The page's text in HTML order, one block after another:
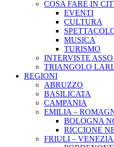
COSA FARE IN
EVENTI
CULTURA
MUSICA
TURISMO
INTERVISTE
TRIANGOLO
REGIONI
ABRUZZO
BASILICATA
CAMPANIA
EMILIA –
BOLOGNA
RICCIONE
FRIULI –